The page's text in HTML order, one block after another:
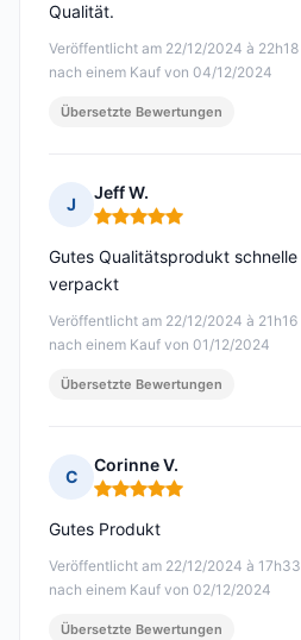
Veröffentlicht am 22/12/2024 à 22h18
nach einem Kauf von 04/12/2024
Qualität.
Übersetzte Bewertungen
J
Jeff W.
Hinweis: 5 von 5
Veröffentlicht am 22/12/2024 à 21h16
nach einem Kauf von 01/12/2024
Gutes Qualitätsprodukt
verpackt
Übersetzte Bewertungen
C
Corinne V.
Hinweis: 5 von 5
Veröffentlicht am 22/12/2024 à 17h33
nach einem Kauf von 02/12/2024
Gutes Produkt
Übersetzte Bewertungen